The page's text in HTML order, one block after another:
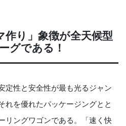
作り」象徴が全天候型
グである！
定性と安全性が最も光るジャン
れを優れたパッケージングとと
リングワゴンである。「速く快